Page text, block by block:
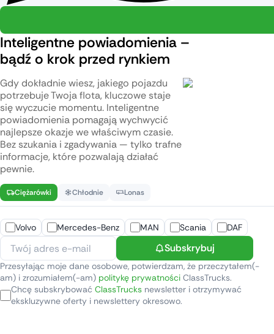
Inteligentne powiadomienia –
bądź o krok przed rynkiem
Gdy dokładnie wiesz, jakiego pojazdu
potrzebuje Twoja flota, kluczowe staje
się wyczucie momentu. Inteligentne
powiadomienia pomagają wychwycić
najlepsze okazje we właściwym czasie.
Bez szukania i zgadywania — tylko trafne
informacje, które pozwalają działać
pewnie.
Ciężarówki Chłodnie Lonas
Volvo Mercedes-Benz MAN Scania DAF
Subskrybuj
Przesyłając moje dane osobowe, potwierdzam, że przeczytałem(-
am) i zrozumiałem(-am) politykę prywatności ClassTrucks.
Chcę subskrybować ClassTrucks newsletter i otrzymywać
ekskluzywne oferty i newslettery okresowo.